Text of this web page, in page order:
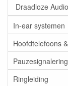
Draadloze
In-ear systemen
Hoofdtelefoons
Ringleiding